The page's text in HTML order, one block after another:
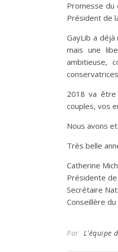
Promesse du
Président de
GayLib a
mais une
ambitieuse,
2018 va être
couples, vos
Nous avons
Très belle
Catherine
Présidente de
Secrétaire
Conseillère
Par L'équipe